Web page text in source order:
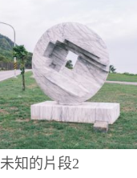
未知的片段2